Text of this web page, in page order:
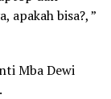
apakah bisa?, ”
Mba Dewi